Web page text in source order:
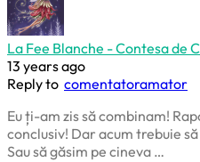
La Fee Blanche - Contesa de
13 years ago
Reply to comentatoramator
Eu ți-am zis să combinam!
conclusiv! Dar acum trebuie
Sau să găsim pe cineva …